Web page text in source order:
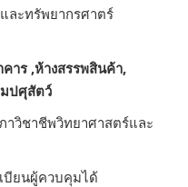
ละทรัพยากรศาตร์
าร ,ห้างสรรพสินค้า,
ปศุสัตว์
าวิชาชีพวิทยาศาสตร์และ
บียนผู้ควบคุมได้